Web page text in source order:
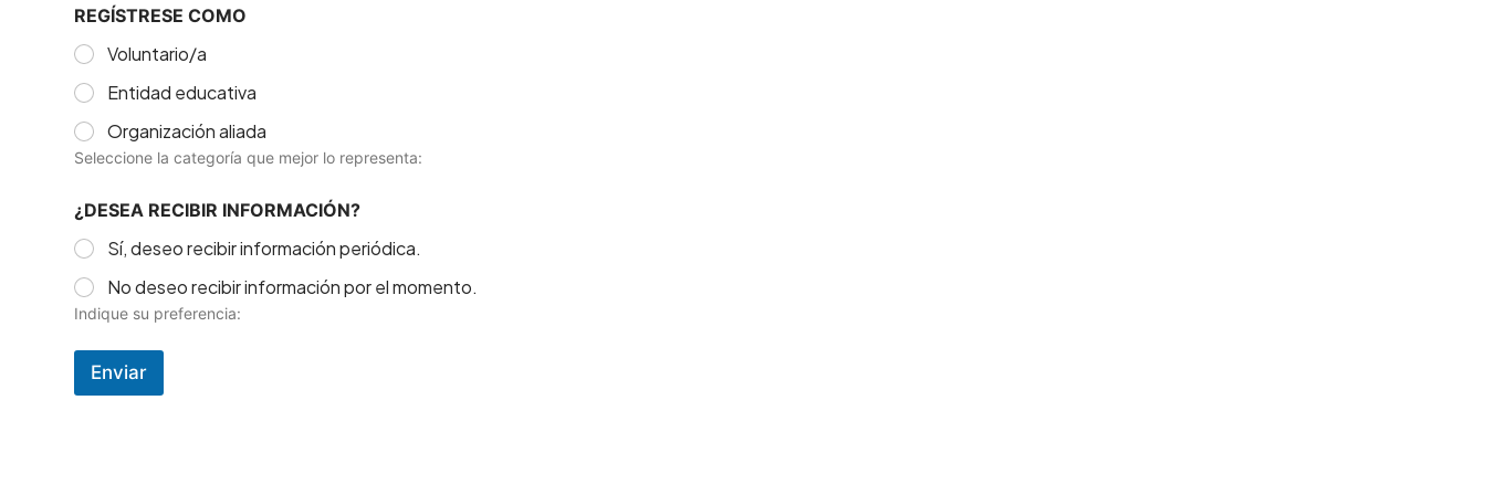
REGÍSTRESE COMO
Voluntario/a
Entidad educativa
Organización aliada
Seleccione la categoría que mejor lo representa:
¿DESEA RECIBIR INFORMACIÓN?
Sí, deseo recibir información periódica.
No deseo recibir información por el momento.
Indique su preferencia:
Enviar